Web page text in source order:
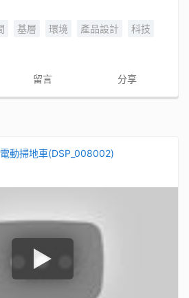
基層 環境 產品設計
科技
留言 分享
電動掃地車(DSP_008002)